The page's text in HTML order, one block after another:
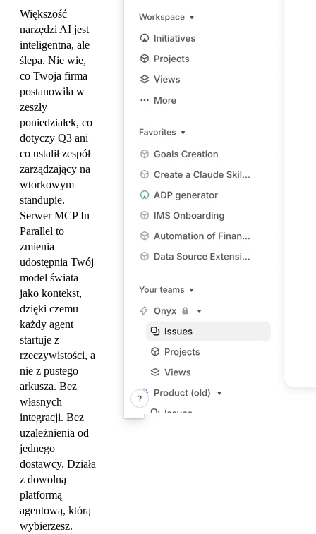
Większość
narzędzi AI jest
inteligentna, ale
ślepa. Nie wie,
co Twoja firma
postanowiła w
zeszły
poniedziałek, co
dotyczy Q3 ani
co ustalił zespół
zarządzający na
wtorkowym
standupie.
Serwer MCP In
Parallel to
zmienia —
udostępnia Twój
model świata
jako kontekst,
dzięki czemu
każdy agent
startuje z
rzeczywistości, a
nie z pustego
arkusza. Bez
własnych
integracji. Bez
uzależnienia od
jednego
dostawcy. Działa
z dowolną
platformą
agentową, którą
wybierzesz.